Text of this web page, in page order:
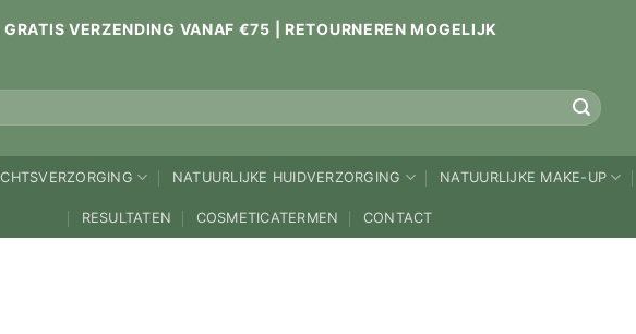
GRATIS VERZENDING VANAF €75 | RETOURNEREN MOGELIJK
NATUURLIJKE HUIDVERZORGING NATUURLIJKE MAKE-UP
RESULTATEN COSMETICATERMEN CONTACT